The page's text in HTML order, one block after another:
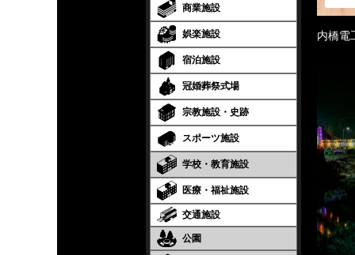
商業施設
娯楽施設
宿泊施設
冠婚葬祭式場
宗教施設・史跡
スポーツ施設
学校・教育施設
医療・福祉施設
交通施設
公園
内橋電